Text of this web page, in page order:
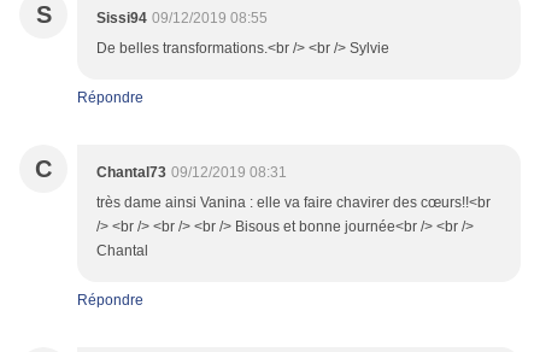
S Sissi94 09/12/2019 08:55
De belles transformations.<br /> <br /> Sylvie
Répondre
C Chantal73 09/12/2019 08:31
très dame ainsi Vanina : elle va faire chavirer des cœurs!!<br
/> <br /> <br /> <br /> Bisous et bonne journée<br /> <br />
Chantal
Répondre